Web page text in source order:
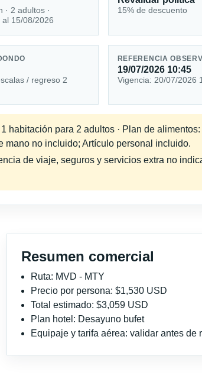
· 2 adultos ·
15/08/2026
15% de descuento
/ regreso 2
REFERENCIA
19/07/2026 10:45
Vigencia: 20/07/2026
habitación para 2 adultos · Plan de
mano no incluido; Artículo personal incluido.
de viaje, seguros y servicios extra no
Resumen comercial
Ruta: MVD - MTY
Precio por persona: $1,530 USD
Total estimado: $3,059 USD
Plan hotel: Desayuno bufet
Equipaje y tarifa aérea: validar antes de